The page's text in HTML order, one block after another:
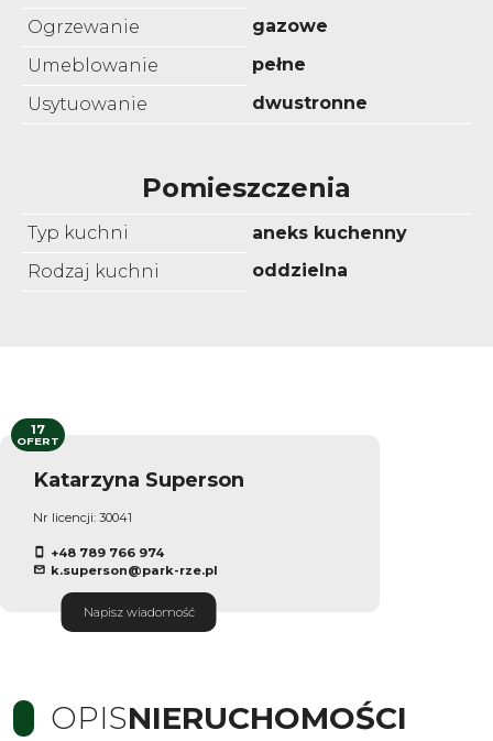
Ogrzewanie
gazowe
Umeblowanie
pełne
Usytuowanie
dwustronne
Pomieszczenia
Typ kuchni
aneks kuchenny
Rodzaj kuchni
oddzielna
Katarzyna Superson
Nr licencji: 30041
+48 789 766 974
k.superson@park-rze.pl
Napisz wiadomość
17
OFERT
OPISNIERUCHOMOŚCI